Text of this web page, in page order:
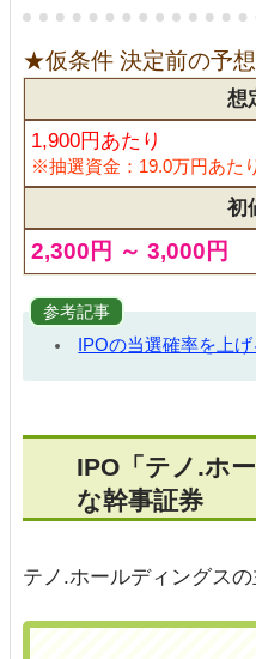
★仮条件 決定前の予想
想
1,900円あたり
※抽選資金：19.0万円あた
初
2,300円 ～ 3,000円
参考記事
IPOの当選確率を上げ
IPO「テノ.ホ
な幹事証券
テノ.ホールディングスの